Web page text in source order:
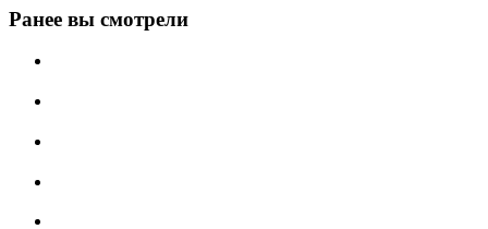
Ранее вы смотрели